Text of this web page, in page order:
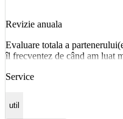
Revizie anuala
Evaluare totala a
îl frecventez de când am luat
Service
util